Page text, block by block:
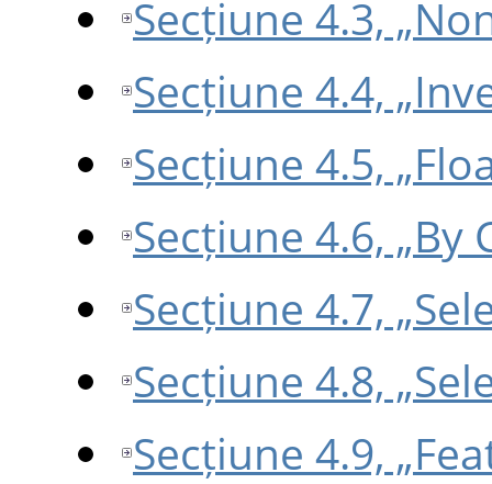
Secțiune 4.3,
Secțiune 4.4,
Secțiune 4.5,
Secțiune 4.6, „By
Secțiune 4.7,
Secțiune 4.8,
Secțiune 4.9,